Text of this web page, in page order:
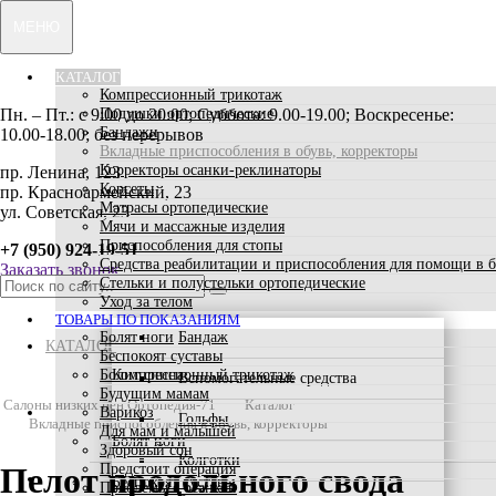
КАТАЛОГ
Компрессионный трикотаж
Подушки ортопедические
Бандажи
Вкладные приспособления в обувь, корректоры
Корректоры осанки-реклинаторы
Корсеты
Матрасы ортопедические
Мячи и массажные изделия
Приспособления для стопы
Средства реабилитации и приспособления для помощи в
Стельки и полустельки ортопедические
Уход за телом
ТОВАРЫ ПО ПОКАЗАНИЯМ
Болят ноги
Беспокоят суставы
Болит спина
Будущим мамам
Варикоз
Для мам и малышей
Здоровый сон
Предстоит операция
Проблемы с осанкой
Пн. – Пт.: с 9:00 до 20:00; Суббота: 9.00-19.00; Воскресенье:
10.00-18.00; без перерывов
пр. Ленина, 123
пр. Красноармейский, 23
ул. Советская, 23
+7 (950) 924-19-51
Заказать звонок
КАТАЛОГ
Компрессионный трикотаж
Бандаж
Вспомогательные средства
Гольфы
Колготки
ТОВАРЫ ПО ПОКАЗАНИЯМ
Болят ноги
Беспокоят суставы
АКЦИИ
Салоны низких цен Ортопедия-71
Каталог
Вкладные приспособления в обувь, корректоры
Пелот продольного свода